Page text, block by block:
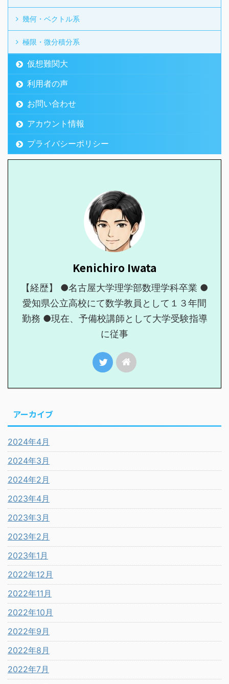
幾何・ベクトル系
極限・微分積分系
仮想難関大
利用者の声
お問い合わせ
アカウント情報
プライバシーポリシー
Kenichiro Iwata
【経歴】 ●名古屋大学理学部数理学科卒業 ●
愛知県公立高校にて数学教員として１３年間
勤務 ●現在、予備校講師として大学受験指導
に従事
アーカイブ
2024年4月
2024年3月
2024年2月
2023年4月
2023年3月
2023年2月
2023年1月
2022年12月
2022年11月
2022年10月
2022年9月
2022年8月
2022年7月